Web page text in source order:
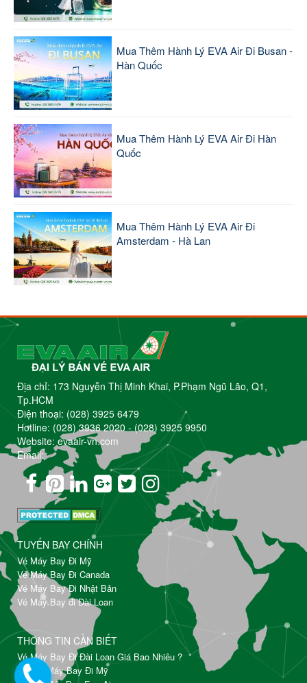
Mua Thêm Hành Lý EVA Air Đi Busan -
Hàn Quốc
Mua Thêm Hành Lý EVA Air Đi Hàn
Quốc
Mua Thêm Hành Lý EVA Air Đi
Amsterdam - Hà Lan
Địa chỉ: 173 Nguyễn Thị Minh Khai, P.Phạm Ngũ Lão, Q1,
Tp.HCM
Điện thoại: (028) 3925 6479
Hotline: (028) 3936 2020-(028) 3925 9950
Website: evaair-vn.com
Email:
TUYẾN BAY CHÍNH
Vé Máy Bay Đi Mỹ
Vé Máy Bay Đi Canada
Vé Máy Bay Đi Nhật Bản
Vé Máy Bay đi Đài Loan
THÔNG TIN CẦN BIẾT
Vé Máy Bay Đi Đài Loan Giá Bao Nhiêu ?
Đặt Vé Máy Bay Đi Mỹ